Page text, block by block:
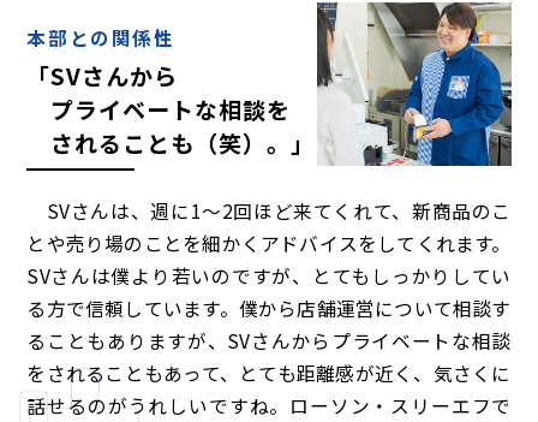
本部との関係性
「SVさんから
プライベートな相談を
されることも（笑）。」
SVさんは、週に1～2回ほど来てくれて、新商品のこ
とや売り場のことを細かくアドバイスをしてくれます。
SVさんは僕より若いのですが、とてもしっかりしてい
る方で信頼しています。僕から店舗運営について相談す
ることもありますが、SVさんからプライベートな相談
をされることもあって、とても距離感が近く、気さくに
話せるのがうれしいですね。ローソン・スリーエフで